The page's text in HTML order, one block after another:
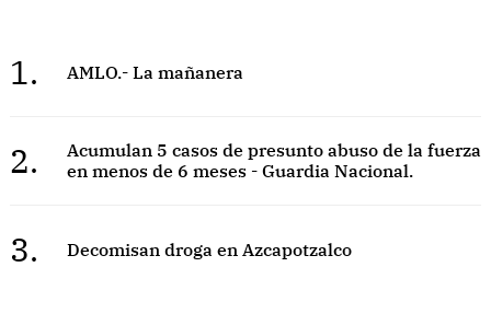
1. AMLO.- La mañanera
2.
Acumulan 5 casos de presunto abuso de la fuerza
en menos de 6 meses - Guardia Nacional.
3. Decomisan droga en Azcapotzalco